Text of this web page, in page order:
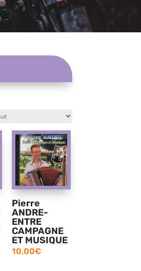
Pierre
ANDRE-
ENTRE
CAMPAGNE
ET MUSIQUE
10,00€